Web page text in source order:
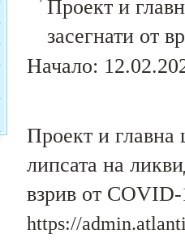
Проект и
засегнати от
Начало:
Проект и главна
липсата на
взрив от
https://